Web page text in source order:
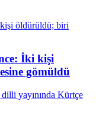
İki kişi
gömüldü